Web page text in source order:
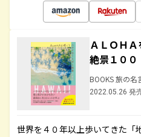
ＡＬＯＨ
絶景１００
BOOKS 旅の名
2022.05.26 発
世界を４０年以上歩いてきた「